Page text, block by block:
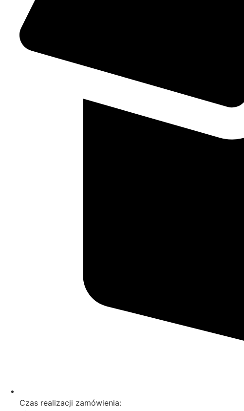
Czas realizacji zamówienia: